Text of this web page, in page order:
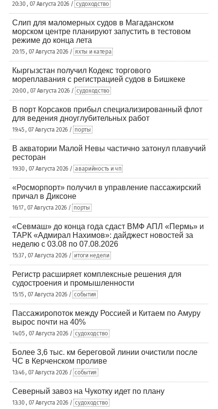
20:30 , 07 Августа 2026 / судоходство
Слип для маломерных судов в Магаданском
морском центре планируют запустить в тестовом
режиме до конца лета
20:15 , 07 Августа 2026 / яхты и катера
Кыргызстан получил Кодекс торгового
мореплавания с регистрацией судов в Бишкеке
20:00 , 07 Августа 2026 / судоходство
В порт Корсаков прибыл специализированный флот
для ведения дноуглубительных работ
19:45 , 07 Августа 2026 / порты
В акватории Малой Невы частично затонул плавучий
ресторан
19:30 , 07 Августа 2026 / аварийность и чп
«Росморпорт» получил в управление пассажирский
причал в Диксоне
16:17 , 07 Августа 2026 / порты
«Севмаш» до конца года сдаст ВМФ АПЛ «Пермь» и
ТАРК «Адмирал Нахимов»: дайджест новостей за
неделю с 03.08 по 07.08.2026
15:37 , 07 Августа 2026 / итоги недели
Регистр расширяет комплексные решения для
судостроения и промышленности
15:15 , 07 Августа 2026 / события
Пассажиропоток между Россией и Китаем по Амуру
вырос почти на 40%
14:05 , 07 Августа 2026 / судоходство
Более 3,6 тыс. км береговой линии очистили после
ЧС в Керченском проливе
13:46 , 07 Августа 2026 / события
Северный завоз на Чукотку идет по плану
13:30 , 07 Августа 2026 / судоходство